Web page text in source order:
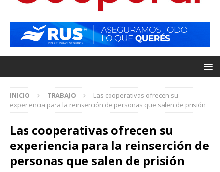
INICIO TRABAJO
Las cooperativas ofrecen su
experiencia para la reinserción de personas que salen de prisión
Las cooperativas ofrecen su
experiencia para la reinserción de
personas que salen de prisión